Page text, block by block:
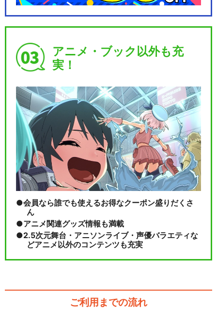
アニメ・ブック以外も充
実！
会員なら誰でも使えるお得なクーポン盛りだくさ
ん
アニメ関連グッズ情報も満載
2.5次元舞台・アニソンライブ・声優バラエティな
どアニメ以外のコンテンツも充実
ご利用までの流れ